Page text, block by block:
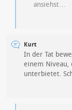
ansiehst…
Kurt
In der Tat
einem Niveau,
unterbietet.